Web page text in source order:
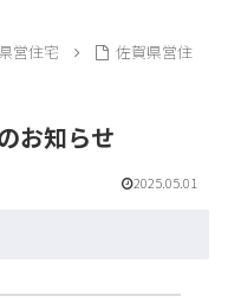
営住宅
佐賀県営住
お知らせ
2025.05.01